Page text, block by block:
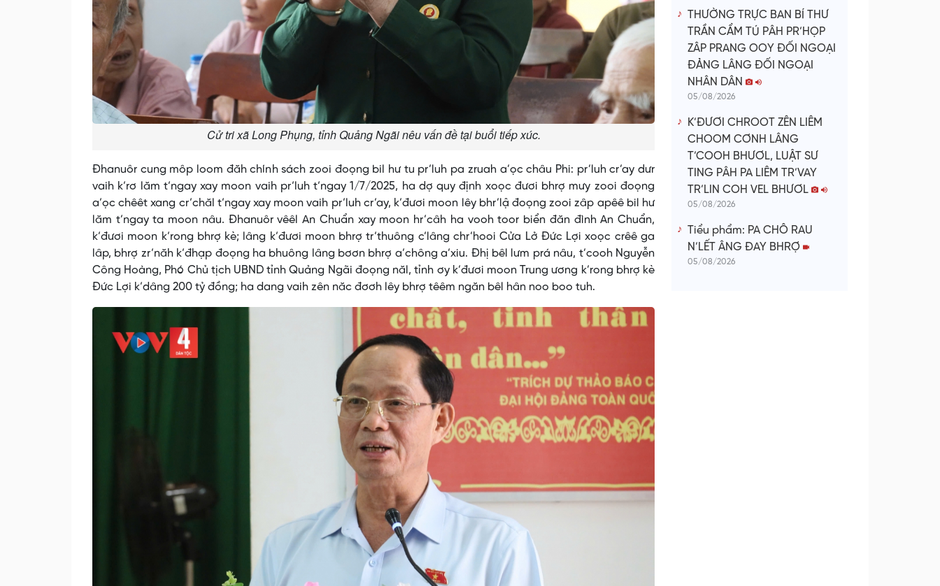
Cử tri xã Long Phụng, tỉnh Quảng Ngãi nêu vấn đề tại buổi tiếp xúc.
Đhanuôr cung môp loom đăh chính sách zooi đoọng bil hư tu pr’luh pa zruah a’ọc châu Phi: pr’luh cr’ay dưr
vaih k’rơ lăm t’ngay xay moon vaih pr’luh t’ngay 1/7/2025, ha dợ quy định xoọc đươi bhrợ mưy zooi đoọng
a’ọc chêêt xang cr’chăl t’ngay xay moon vaih pr’luh cr’ay, k’đươi moon lêy bhr’lậ đoọng zooi zâp apêê bil hư
lăm t’ngay ta moon nâu. Đhanuôr vêêl An Chuẩn xay moon hr’câh ha vooh toor biển đăn đình An Chuẩn,
k’đươi moon k’rong bhrợ kè; lâng k’đươi moon bhrợ tr’thuông c’lâng chr’hooi Cửa Lở Đức Lợi xoọc crêê ga
lâp, bhrợ zr’năh k’đhạp đoọng ha bhuông lâng bơơn bhrợ a’chông a’xiu. Đhị bêl lưm prá nâu, t’cooh Nguyễn
Công Hoàng, Phó Chủ tịch UBND tỉnh Quảng Ngãi đoọng năl, tỉnh ơy k’đươi moon Trung ương k’rong bhrợ kè
Đức Lợi k’dâng 200 tỷ đồng; ha dang vaih zên năc đơơh lêy bhrợ têêm ngăn bêl hân noo boo tuh.
THƯỜNG TRỰC BAN BÍ THƯ
TRẦN CẨM TÚ PÂH PR’HỌP
ZÂP PRANG OOY ĐỐI NGOẠI
ĐẢNG LÂNG ĐỐI NGOẠI
NHÂN DÂN
05/08/2026
K’ĐƯƠI CHROOT ZÊN LIÊM
CHOOM CƠNH LÂNG
T’COOH BHƯƠL, LUẬT SƯ
TING PÂH PA LIÊM TR’VAY
TR’LIN COH VEL BHƯƠL
05/08/2026
Tiểu phẩm: PA CHÔ RAU
N’LẾT ÂNG ĐAY BHRỢ
05/08/2026